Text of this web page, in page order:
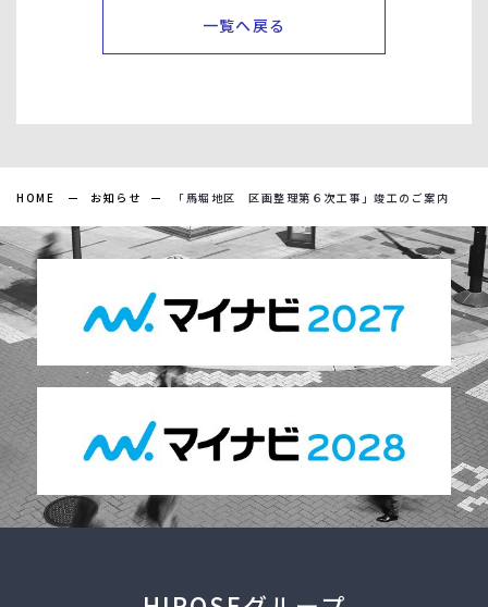
一覧へ戻る
HOME お知らせ 「馬堀地区 区画整理第６次工事」竣工のご案内